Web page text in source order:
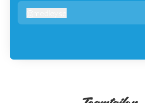
medley.se